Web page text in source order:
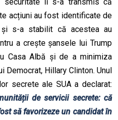
acțiuni au fost identificate de
s-a stabilit că acestea au
a crește șansele lui Trump
Casa Albă și de a minimiza
Democrat, Hillary Clinton. Unul
secrete ale SUA a declarat:
de servicii secrete: că
să favorizeze un candidat în